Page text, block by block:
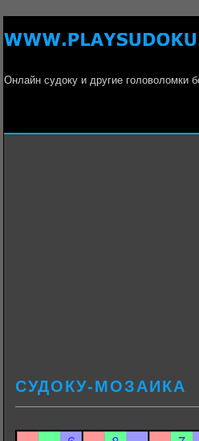
Онлайн судоку и другие головоломки
СУДОКУ-МОЗАИКА